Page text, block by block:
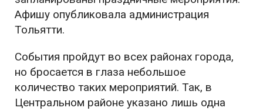
Афишу опубликовала администрация
Тольятти.
События пройдут во всех районах города,
но бросается в глаза небольшое
количество таких мероприятий. Так, в
Центральном районе указано лишь одна